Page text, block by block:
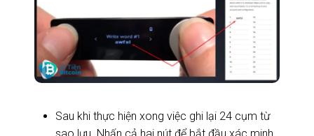
Sau khi thực hiện xong việc ghi lại 24 cụm từ